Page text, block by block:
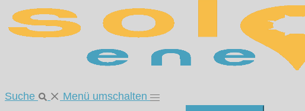
Suche
Menü umschalten